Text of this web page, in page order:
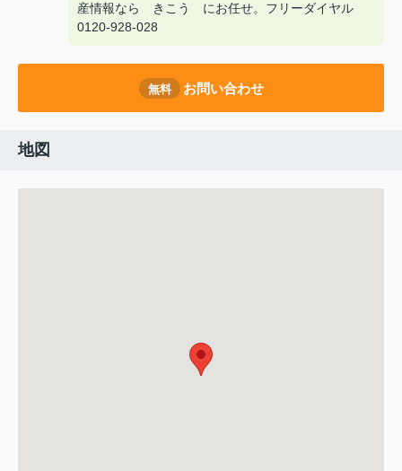
産情報なら きこう にお任せ。フリーダイヤル
0120-928-028
無料 お問い合わせ
地図